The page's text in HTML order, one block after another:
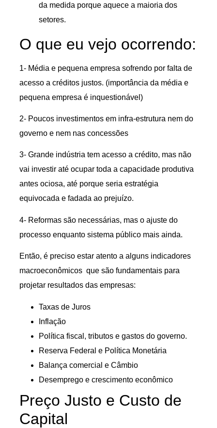
da medida porque aquece a maioria dos
setores.
O que eu vejo ocorrendo:
1- Média e pequena empresa sofrendo por falta de
acesso a créditos justos. (importância da média e
pequena empresa é inquestionável)
2- Poucos investimentos em infra-estrutura nem do
governo e nem nas concessões
3- Grande indústria tem acesso a crédito, mas não
vai investir até ocupar toda a capacidade produtiva
antes ociosa, até porque seria estratégia
equivocada e fadada ao prejuízo.
4- Reformas são necessárias, mas o ajuste do
processo enquanto sistema público mais ainda.
Então, é preciso estar atento a alguns indicadores
macroeconômicos que são fundamentais para
projetar resultados das empresas:
Taxas de Juros
Inflação
Política fiscal, tributos e gastos do governo.
Reserva Federal e Política Monetária
Balança comercial e Câmbio
Desemprego e crescimento econômico
Preço Justo e Custo de
Capital